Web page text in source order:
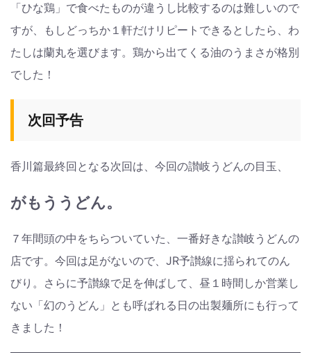
「ひな鶏」で食べたものが違うし比較するのは難しいので
すが、もしどっちか１軒だけリピートできるとしたら、わ
たしは蘭丸を選びます。鶏から出てくる油のうまさが格別
でした！
次回予告
香川篇最終回となる次回は、今回の讃岐うどんの目玉、
がもううどん。
７年間頭の中をちらついていた、一番好きな讃岐うどんの
店です。今回は足がないので、JR予讃線に揺られてのん
びり。さらに予讃線で足を伸ばして、昼１時間しか営業し
ない「幻のうどん」とも呼ばれる日の出製麺所にも行って
きました！